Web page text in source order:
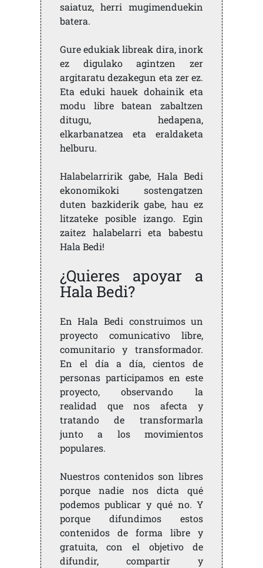
saiatuz, herri mugimenduekin
batera.
Gure edukiak libreak dira, inork
ez digulako agintzen zer
argitaratu dezakegun eta zer ez.
Eta eduki hauek dohainik eta
modu libre batean zabaltzen
ditugu, hedapena,
elkarbanatzea eta eraldaketa
helburu.
Halabelarririk gabe, Hala Bedi
ekonomikoki sostengatzen
duten bazkiderik gabe, hau ez
litzateke posible izango. Egin
zaitez halabelarri eta babestu
Hala Bedi!
¿Quieres apoyar a
Hala Bedi?
En Hala Bedi construimos un
proyecto comunicativo libre,
comunitario y transformador.
En el día a día, cientos de
personas participamos en este
proyecto, observando la
realidad que nos afecta y
tratando de transformarla
junto a los movimientos
populares.
Nuestros contenidos son libres
porque nadie nos dicta qué
podemos publicar y qué no. Y
porque difundimos estos
contenidos de forma libre y
gratuita, con el objetivo de
difundir, compartir y